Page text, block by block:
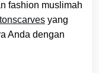
fashion muslimah
yang
Anda dengan